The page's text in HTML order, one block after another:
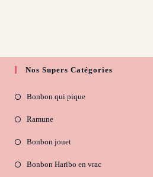
Nos Supers Catégories
Bonbon qui pique
Ramune
Bonbon jouet
Bonbon Haribo en vrac